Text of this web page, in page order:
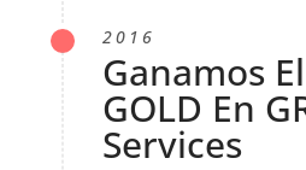
2016
Ganamos
GOLD En
Services